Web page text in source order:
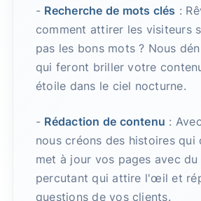
- Recherche de mots clés :
comment attirer les visiteurs
pas les bons mots ? Nous
qui feront briller votre
étoile dans le ciel nocturne.
- Rédaction de contenu :
nous créons des histoires qui
met à jour vos pages avec du
percutant qui attire l'œil et
questions de vos clients.